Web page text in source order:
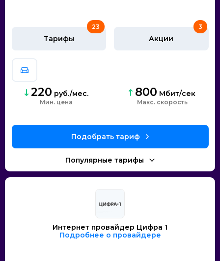
Тарифы
23
Акции
3
220 руб./мес.
Мин. цена
800 Мбит/сек
скорость
Интернет провайдер Цифра 1
Подробнее о провайдере